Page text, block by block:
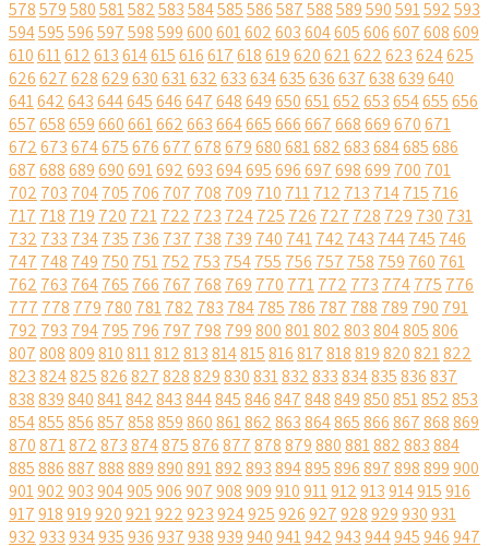
578579580581582583584585586587588589590591592593
594595596597598599600601602603604605606607608609
610611612613614615616617618619620621622623624625
626627628629630631632633634635636637638639640
641642643644645646647648649650651652653654655656
657658659660661662663664665666667668669670671
672673674675676677678679680681682683684685686
687688689690691692693694695696697698699 700 701
702 703 704705 706 707 708 709 710 711712 713 714715 716
717 718 719 720 721722 723 724725 726 727 728 729 730 731
732 733 734735 736 737 738 739 740 741742 743 744745 746
747 748 749 750 751752 753 754755 756 757 758 759 760 761
762 763 764765 766 767 768 769 770 771772 773 774775 776
777 778 779 780 781782 783 784785 786 787 788 789 790 791
792 793 794795 796 797 798 799800801802803804805806
807808809810811812813814815816817818819820821822
823824825826827828829830831832833834835836837
838839840841842843844845846847848849850851852853
854855856857858859860861862863864865866867868869
870871872873874875876877878879880881882883884
885886887888889890891892893894895896897898899900
901902903904905906907908909910911912913914915916
917918919920921922923924925926927928929930931
932933934935936937938939940941942943944945946947